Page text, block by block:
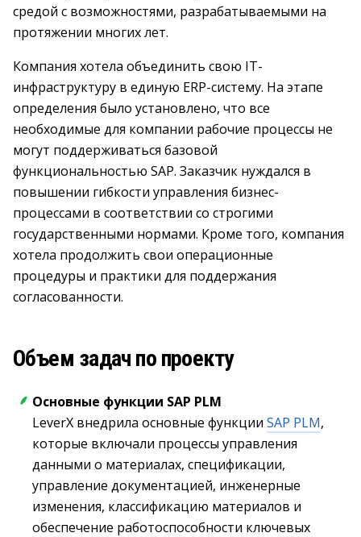
средой с возможностями, разрабатываемыми на
протяжении многих лет.
Компания хотела объединить свою IT-
инфраструктуру в единую ERP-систему. На этапе
определения было установлено, что все
необходимые для компании рабочие процессы не
могут поддерживаться базовой
функциональностью SAP. Заказчик нуждался в
повышении гибкости управления бизнес-
процессами в соответствии со строгими
государственными нормами. Кроме того, компания
хотела продолжить свои операционные
процедуры и практики для поддержания
согласованности.
Объем задач по проекту
Основные функции SAP PLM
LeverX внедрила основные функции SAP PLM,
которые включали процессы управления
данными о материалах, спецификации,
управление документацией, инженерные
изменения, классификацию материалов и
обеспечение работоспособности ключевых